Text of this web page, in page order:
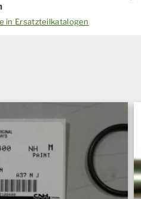
in Ersatzteilkatalogen